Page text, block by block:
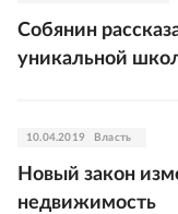
Собянин
уникальной
10.04.2019 Власть
Новый закон
недвижимость